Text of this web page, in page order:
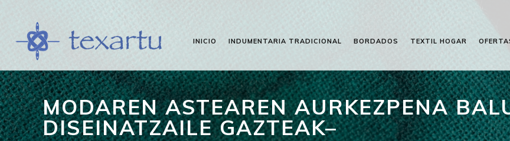
INICIO INDUMENTARIA TRADICIONAL BORDADOS TEXTIL HOGAR
MODAREN ASTEAREN AURKEZPENA
DISEINATZAILE GAZTEAK–